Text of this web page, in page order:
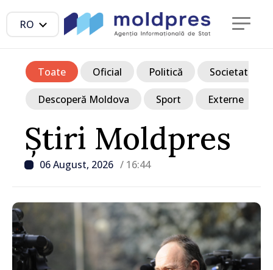
RO
Știri Moldpres
06 August, 2026 / 16:44
Toate Oficial Politică Societate
Descoperă Moldova Sport Externe